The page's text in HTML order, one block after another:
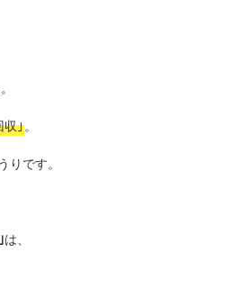
収｣。
りです。
は、